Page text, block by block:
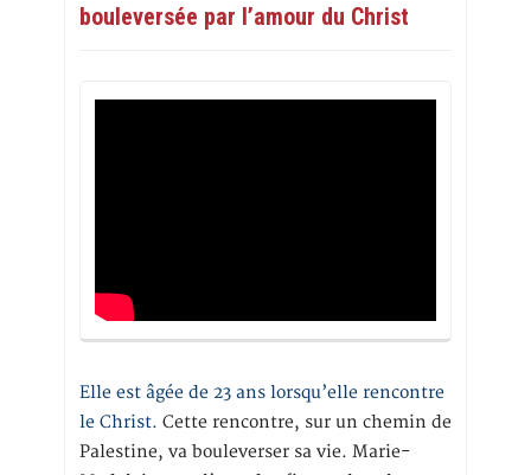
bouleversée par l’amour du Christ
Elle est âgée de 23 ans lorsqu’elle rencontre
le Christ. Cette rencontre, sur un chemin de
Palestine, va bouleverser sa vie. Marie-